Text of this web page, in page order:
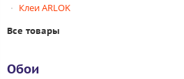
Клеи ARLOK
Все товары
Обои